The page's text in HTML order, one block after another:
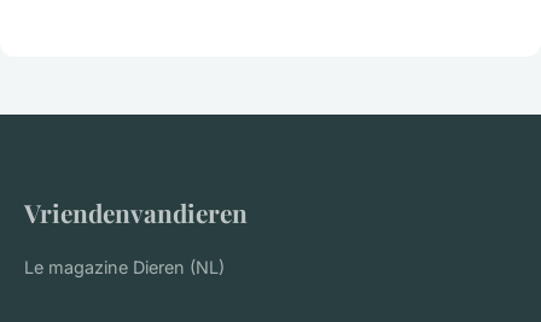
Vriendenvandieren
Le magazine Dieren (NL)